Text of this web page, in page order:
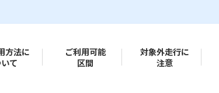
方法に
て
ご利用可能
区間
対象外走行に
注意